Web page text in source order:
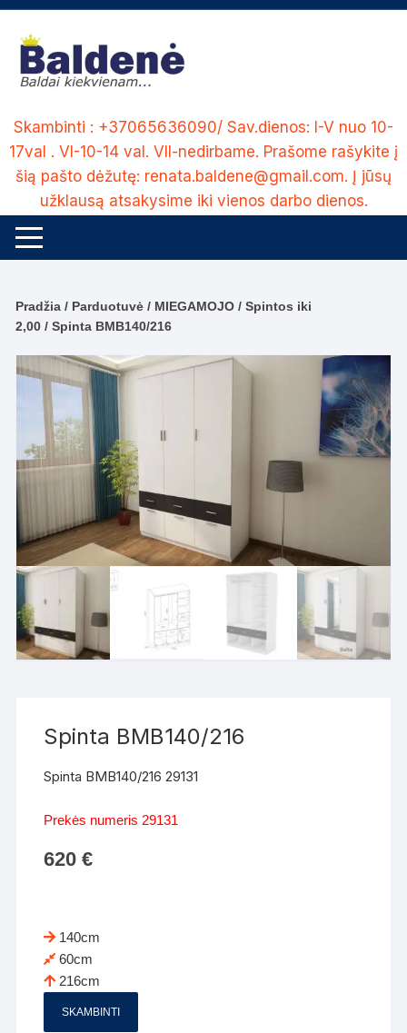
Skip
content
Skambinti : +37065636090/ Sav.dienos: I-V nuo 10-
17val . VI-10-14 val. VII-nedirbame. Prašome rašykite į
šią pašto dėžutę: renata.baldene@gmail.com. Į jūsų
užklausą atsakysime iki vienos darbo dienos.
Pradžia / Parduotuvė / MIEGAMOJO /Spintos iki
2,00 / Spinta BMB140/216
Spinta BMB140/216
Spinta BMB140/216 29131
Prekės numeris 29131
620€
140cm
60cm
216cm
SKAMBINTI